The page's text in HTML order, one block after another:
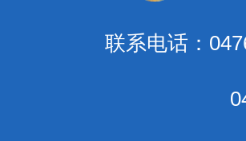
联系电话：